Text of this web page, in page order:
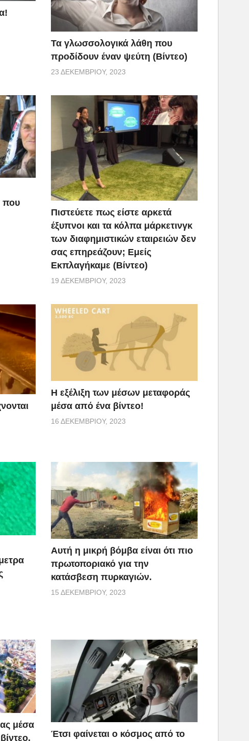
Τα γλωσσολογικά λάθη που
προδίδουν έναν ψεύτη (Βίντεο)
23 ΔΕΚΕΜΒΡΊΟΥ, 2023
που
Πιστεύετε πως είστε αρκετά
έξυπνοι και τα κόλπα μάρκετινγκ
των διαφημιστικών εταιρειών δεν
σας επηρεάζουν; Εμείς
Εκπλαγήκαμε (Βίντεο)
19 ΔΕΚΕΜΒΡΊΟΥ, 2023
Η εξέλιξη των μέσων μεταφοράς
μέσα από ένα βίντεο!
16 ΔΕΚΕΜΒΡΊΟΥ, 2023
Αυτή η μικρή βόμβα είναι ότι πιο
πρωτοποριακό για την
κατάσβεση πυρκαγιών.
15 ΔΕΚΕΜΒΡΊΟΥ, 2023
μέσα
Έτσι φαίνεται ο κόσμος από το